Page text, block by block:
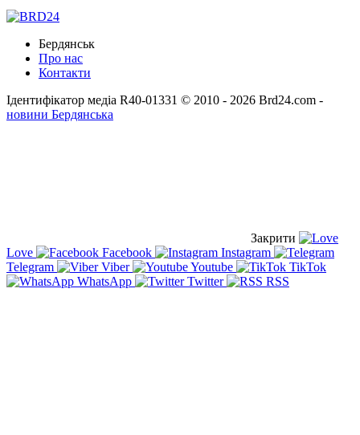
Бердянськ
Про нас
Контакти
Ідентифікатор медіа R40-01331 © 2010 - 2026 Brd24.com -
новини Бердянська
Закрити
Love
Facebook
Instagram
Telegram
Viber Youtube
TikTok
WhatsApp
Twitter RSS